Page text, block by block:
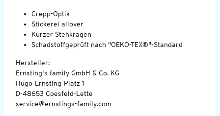
Crepp-Optik
Stickerei allover
Kurzer Stehkragen
Schadstoffgeprüft nach "OEKO-TEX®"-Standard
Hersteller:
Ernsting's family GmbH & Co. KG
Hugo-Ernsting-Platz 1
D-48653 Coesfeld-Lette
service@ernstings-family.com